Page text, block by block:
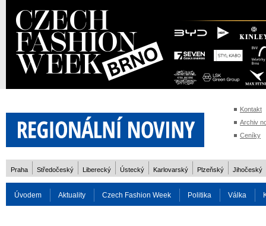
Kontakt
Archiv
Ceníky
Praha Středočeský Liberecký Ústecký Karlovarský Plzeňský Jihočeský
Úvodem Aktuality Czech Fashion Week Politika Válka